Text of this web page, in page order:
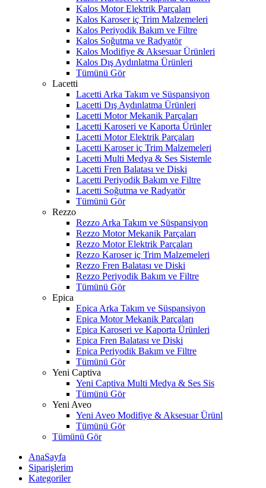
Kalos Motor Elektrik Parçaları
Kalos Karoser iç Trim Malzemeleri
Kalos Periyodik Bakım ve Filtre
Kalos Soğutma ve Radyatör
Kalos Modifiye & Aksesuar Ürünleri
Kalos Dış Aydınlatma Ürünleri
Tümünü Gör
Lacetti
Lacetti Arka Takım ve Süspansiyon
Lacetti Dış Aydınlatma Ürünleri
Lacetti Motor Mekanik Parçaları
Lacetti Karoseri ve Kaporta Ürünler
Lacetti Motor Elektrik Parçaları
Lacetti Karoser iç Trim Malzemeleri
Lacetti Multi Medya & Ses Sistemle
Lacetti Fren Balatası ve Diski
Lacetti Periyodik Bakım ve Filtre
Lacetti Soğutma ve Radyatör
Tümünü Gör
Rezzo
Rezzo Arka Takım ve Süspansiyon
Rezzo Motor Mekanik Parçaları
Rezzo Motor Elektrik Parçaları
Rezzo Karoser iç Trim Malzemeleri
Rezzo Fren Balatası ve Diski
Rezzo Periyodik Bakım ve Filtre
Tümünü Gör
Epica
Epica Arka Takım ve Süspansiyon
Epica Motor Mekanik Parçaları
Epica Karoseri ve Kaporta Ürünleri
Epica Fren Balatası ve Diski
Epica Periyodik Bakım ve Filtre
Tümünü Gör
Yeni Captiva
Yeni Captiva Multi Medya & Ses Sis
Tümünü Gör
Yeni Aveo
Yeni Aveo Modifiye & Aksesuar Ürünl
Tümünü Gör
Tümünü Gör
AnaSayfa
Siparişlerim
Kategoriler